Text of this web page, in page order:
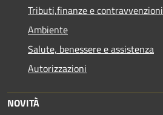
Tributi,finanze e contravvenzioni
Ambiente
Salute, benessere e assistenza
Autorizzazioni
NOVITÀ